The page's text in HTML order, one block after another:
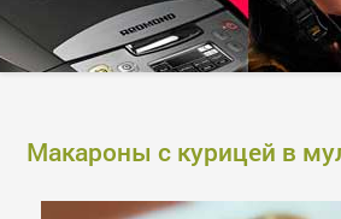
Макароны с курицей в